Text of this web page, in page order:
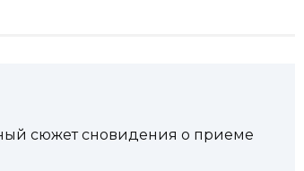
сюжет сновидения о приеме